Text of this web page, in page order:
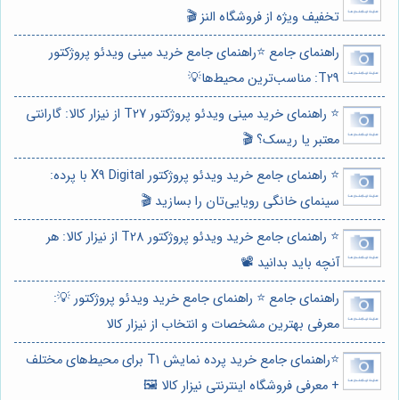
تخفیف ویژه از فروشگاه النز 🎬
راهنمای جامع ⭐️راهنمای جامع خرید مینی ویدئو پروژکتور
T29: مناسب‌ترین محیط‌ها💡
⭐️ راهنمای خرید مینی ویدئو پروژکتور T27 از نیزار کالا: گارانتی
معتبر یا ریسک؟ 🎬
⭐️ راهنمای جامع خرید ویدئو پروژکتور X9 Digital با پرده:
سینمای خانگی رویایی‌تان را بسازید 🎬
⭐️ راهنمای جامع خرید ویدئو پروژکتور T28 از نیزار کالا: هر
آنچه باید بدانید 📽️
راهنمای جامع ⭐️ راهنمای جامع خرید ویدئو پروژکتور 💡:
معرفی بهترین مشخصات و انتخاب از نیزار کالا
⭐️راهنمای جامع خرید پرده نمایش T1 برای محیط‌های مختلف
+ معرفی فروشگاه اینترنتی نیزار کالا 🖼️